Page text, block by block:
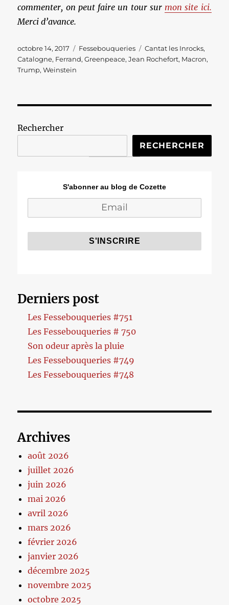
commenter, on peut faire un tour sur mon site ici.
Merci d’avance.
Publié
le
octobre 14, 2017 Catégories
Fessebouqueries Étiquettes
Cantat les Inrocks,
Catalogne, Ferrand,Greenpeace,Jean Rochefort, Macron,
Trump,Weinstein
Rechercher
RECHERCHER
S'abonner au blog de Cozette
Derniers post
Les Fessebouqueries #751
Les Fessebouqueries # 750
Son odeur après la pluie
Les Fessebouqueries #749
Les Fessebouqueries #748
Archives
août 2026
juillet 2026
juin 2026
mai 2026
avril 2026
mars 2026
février 2026
janvier 2026
décembre 2025
novembre 2025
octobre 2025